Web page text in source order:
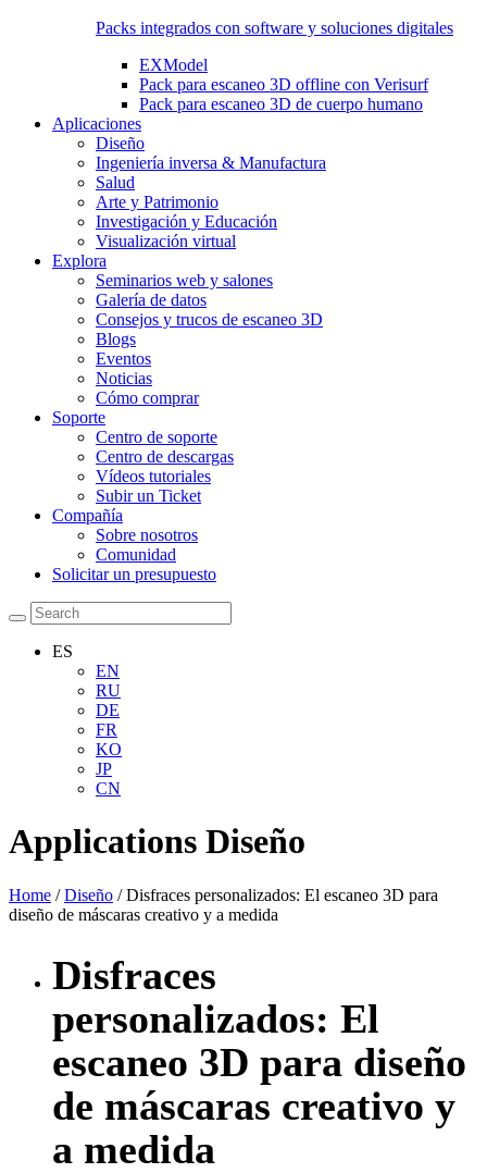
Packs integrados con software y soluciones digitales
EXModel
Pack para escaneo 3D offline con Verisurf
Pack para escaneo 3D de cuerpo humano
Aplicaciones
Diseño
Ingeniería inversa & Manufactura
Salud
Arte y Patrimonio
Investigación y Educación
Visualización virtual
Explora
Seminarios web y salones
Galería de datos
Consejos y trucos de escaneo 3D
Blogs
Eventos
Noticias
Cómo comprar
Soporte
Centro de soporte
Centro de descargas
Vídeos tutoriales
Subir un Ticket
Compañía
Sobre nosotros
Comunidad
Solicitar un presupuesto
ES
EN
RU
DE
FR
KO
JP
CN
Applications Diseño
Home /Diseño / Disfraces personalizados: El escaneo 3D para
diseño de máscaras creativo y a medida
Disfraces
personalizados: El
escaneo 3D para diseño
de máscaras creativo y
a medida